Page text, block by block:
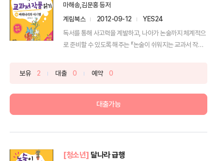
마해송,김문홍 등저
계림북스
2012-09-12
YES24
독서를 통해 사고력을 계발하고, 나아가 논술까지 체계적으
로 준비할 수 있도록 해주는 『논술이 쉬워지는 교과서 작품
보유 2 대출 0 예약 0
대출가능
[청소년] 달나라 급행